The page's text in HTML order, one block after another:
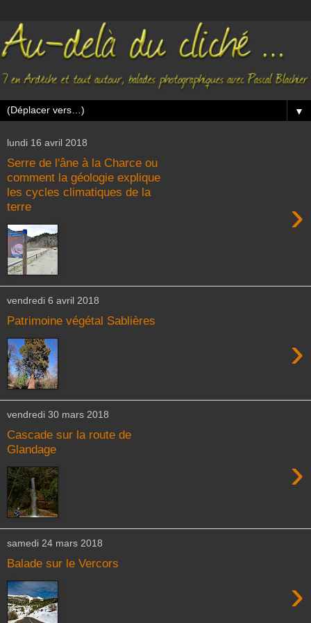
▼
lundi 16 avril 2018
Serre de l'âne à la Charce ou
comment la géologie explique
les cycles climatiques de la
terre
›
vendredi 6 avril 2018
Patrimoine végétal Sablières
›
vendredi 30 mars 2018
Cascade sur la route de
Glandage
›
samedi 24 mars 2018
Balade sur le Vercors
›